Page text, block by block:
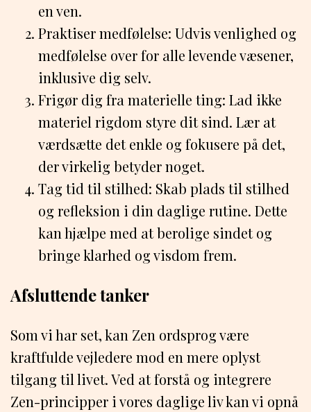
en ven.
Praktiser medfølelse: Udvis venlighed og
medfølelse over for alle levende væsener,
inklusive dig selv.
Frigør dig fra materielle ting: Lad ikke
materiel rigdom styre dit sind. Lær at
værdsætte det enkle og fokusere på det,
der virkelig betyder noget.
Tag tid til stilhed: Skab plads til stilhed
og refleksion i din daglige rutine. Dette
kan hjælpe med at berolige sindet og
bringe klarhed og visdom frem.
Afsluttende tanker
Som vi har set, kan Zen ordsprog være
kraftfulde vejledere mod en mere oplyst
tilgang til livet. Ved at forstå og integrere
Zen-principper i vores daglige liv kan vi opnå